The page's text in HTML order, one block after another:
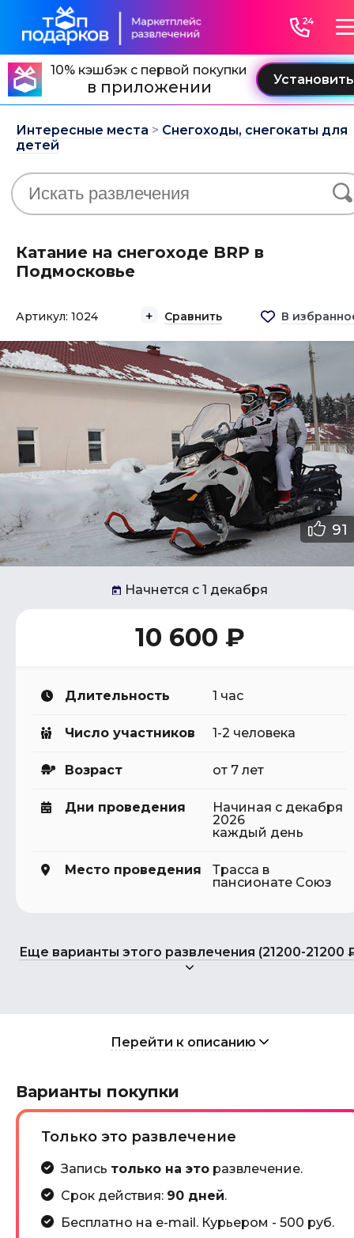
10% кэшбэк с первой покупки
в приложении
Интересные места > Снегоходы, снегокаты для
детей
Катание на снегоходе BRP в
Подмосковье
Артикул: 1024 Сравнить В
91
Начнется с 1 декабря
10 600 ₽
Длительность 1 час
Число участников 1-2 человека
Возраст от 7 лет
Дни проведения
Начиная с декабря
2026
каждый день
Место проведения
Трасса в
пансионате Союз
Еще варианты этого развлечения (21200-21200
Перейти к описанию
Варианты покупки
Только это развлечение
Запись только на эторазвлечение.
Срок действия: 90 дней.
Бесплатно на e-mail. Курьером - 500 руб.